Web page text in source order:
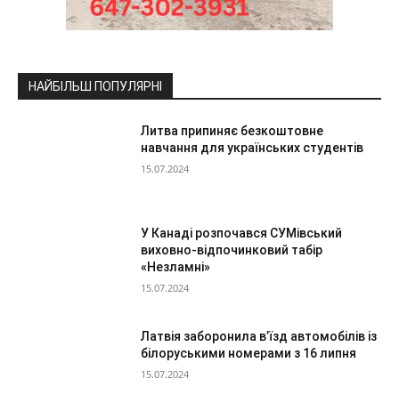
НАЙБІЛЬШ ПОПУЛЯРНІ
Литва припиняє безкоштовне
навчання для українських студентів
15.07.2024
У Канаді розпочався СУМівський
виховно-відпочинковий табір
«Незламні»
15.07.2024
Латвія заборонила в’їзд автомобілів із
білоруськими номерами з 16 липня
15.07.2024